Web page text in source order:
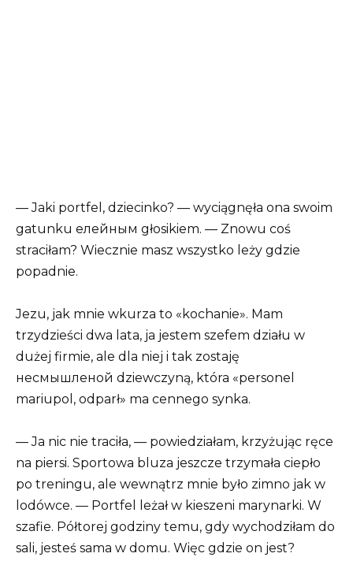
— Jaki portfel, dziecinko? — wyciągnęła ona swoim
gatunku елейным głosikiem. — Znowu coś
straciłam? Wiecznie masz wszystko leży gdzie
popadnie.
Jezu, jak mnie wkurza to «kochanie». Mam
trzydzieści dwa lata, ja jestem szefem działu w
dużej firmie, ale dla niej i tak zostaję
несмышленой dziewczyną, która «personel
mariupol, odparł» ma cennego synka.
— Ja nic nie traciła, — powiedziałam, krzyżując ręce
na piersi. Sportowa bluza jeszcze trzymała ciepło
po treningu, ale wewnątrz mnie było zimno jak w
lodówce. — Portfel leżał w kieszeni marynarki. W
szafie. Półtorej godziny temu, gdy wychodziłam do
sali, jesteś sama w domu. Więc gdzie on jest?